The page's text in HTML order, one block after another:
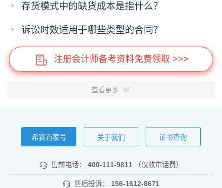
存货模式中的缺货成本是指什么？
诉讼时效适用于哪些类型的合同？
注册会计师备考资料免费领取 >>>
查看更多
希赛百家号 关于我们 证书查询
售前电话： 400-111-9811 （仅收市话费）
售后投诉： 156-1612-8671